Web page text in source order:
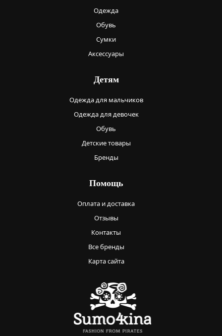
Одежда
Обувь
Сумки
Аксессуары
Детям
Одежда для мальчиков
Одежда для девочек
Обувь
Детские товары
Бренды
Помощь
Оплата и доставка
Отзывы
Контакты
Все бренды
Карта сайта